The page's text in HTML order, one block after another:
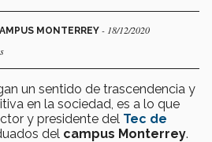
MONTERREY - 18/12/2020
un sentido de trascendencia y
en la sociedad, es a lo que
y presidente del Tec de
del campus Monterrey.